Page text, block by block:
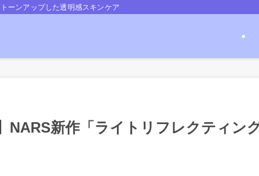
ーンアップした透明感スキンケア
NARS新作「ライトリフレクティン